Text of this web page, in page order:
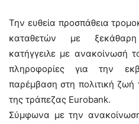
Την ευθεία προσπάθεια
καταθετών με ξεκάθαρη
κατήγγειλε με ανακοίνωσή
πληροφορίες για την
παρέμβαση στη πολιτική
της τράπεζας Eurobank.
Σύμφωνα με την